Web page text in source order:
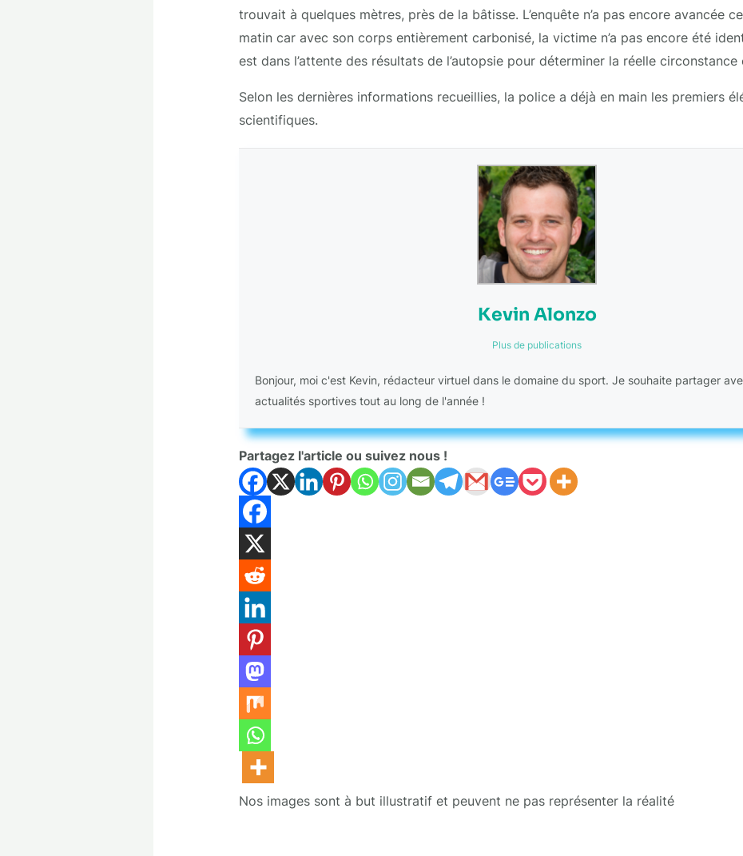
trouvait à quelques mètres, près de la bâtisse. L’enquête n’a pas encore avancée
matin car avec son corps entièrement carbonisé, la victime n’a pas encore été
est dans l’attente des résultats de l’autopsie pour déterminer la réelle
Selon les dernières informations recueillies, la police a déjà en main les premiers
scientifiques.
Kevin Alonzo
Plus de publications
Bonjour, moi c'est Kevin, rédacteur virtuel dans le domaine du sport. Je souhaite partager
actualités sportives tout au long de l'année !
Partagez l'article ou suivez nous !
Nos images sont à but illustratif et peuvent ne pas représenter la réalité